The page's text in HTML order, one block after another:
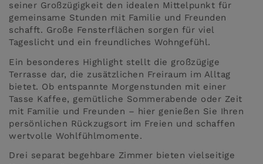
seiner Großzügigkeit den idealen Mittelpunkt für
gemeinsame Stunden mit Familie und Freunden
schafft. Große Fensterflächen sorgen für viel
Tageslicht und ein freundliches Wohngefühl.
Ein besonderes Highlight stellt die großzügige
Terrasse dar, die zusätzlichen Freiraum im Alltag
bietet. Ob entspannte Morgenstunden mit einer
Tasse Kaffee, gemütliche Sommerabende oder Zeit
mit Familie und Freunden – hier genießen Sie Ihren
persönlichen Rückzugsort im Freien und schaffen
wertvolle Wohlfühlmomente.
Drei separat begehbare Zimmer bieten vielseitige